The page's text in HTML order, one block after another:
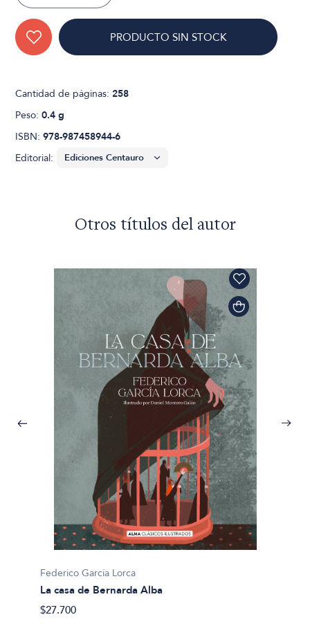
PRODUCTO SIN STOCK
Cantidad de páginas:258
Peso:0.4 g
ISBN:978-987458944-6
Editorial:
Otros títulos del autor
Federico García Lorca
La casa de Bernarda Alba
$27.700